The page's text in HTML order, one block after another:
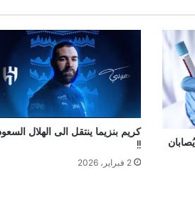
كريم بنزيما ينتقل الى الهلال
!!
2 فبراير، 2026